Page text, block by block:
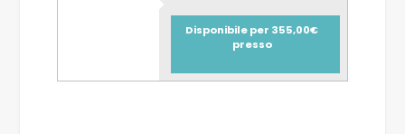
Disponibile per 355,00€
presso